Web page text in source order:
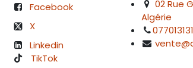
Facebook
X
Linkedin
TikTok
02 Rue
Algérie